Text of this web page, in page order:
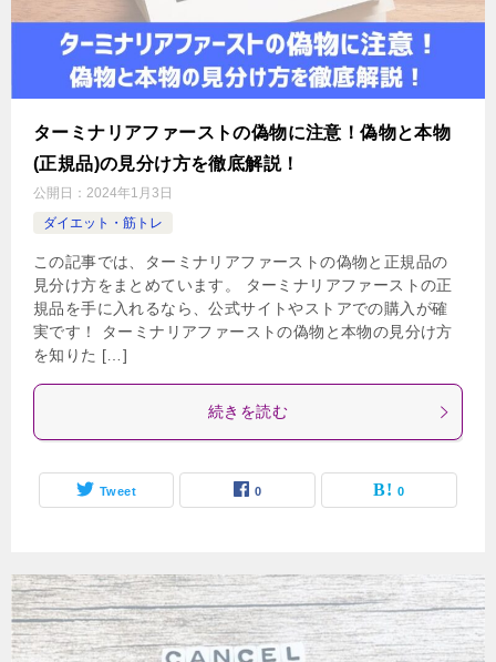
ターミナリアファーストの偽物に注意！偽物と本物
(正規品)の見分け方を徹底解説！
公開日： 2024年1月3日
ダイエット・筋トレ
この記事では、ターミナリアファーストの偽物と正規品の
見分け方をまとめています。 ターミナリアファーストの正
規品を手に入れるなら、公式サイトやストアでの購入が確
実です！ ターミナリアファーストの偽物と本物の見分け方
を知りた […]
続きを読む
Tweet 0 0